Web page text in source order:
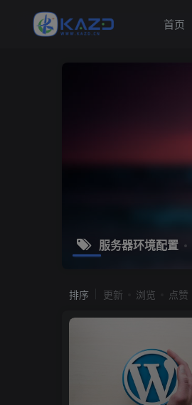
首页
服务器环境配置
排序 更新 浏览 点赞